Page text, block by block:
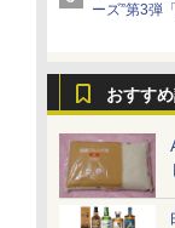
ーズ”第3弾
「特製ガー
おすす